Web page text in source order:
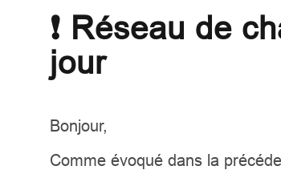
❗ Réseau de
jour
Bonjour,
Comme évoqué dans la